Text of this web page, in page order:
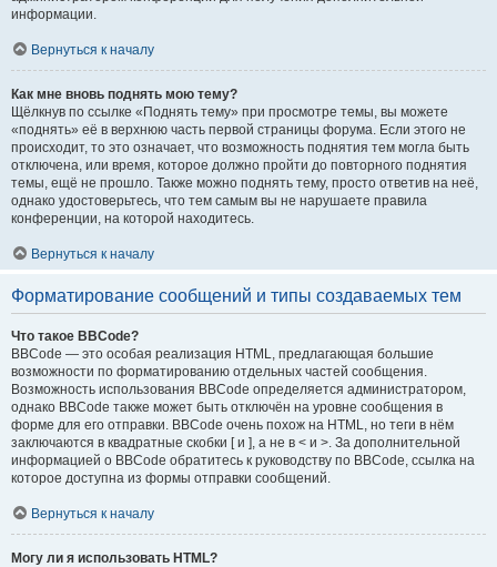
информации.
Вернуться к началу
Как мне вновь поднять мою тему?
Щёлкнув по ссылке «Поднять тему» при просмотре темы, вы можете
«поднять» её в верхнюю часть первой страницы форума. Если этого не
происходит, то это означает, что возможность поднятия тем могла быть
отключена, или время, которое должно пройти до повторного поднятия
темы, ещё не прошло. Также можно поднять тему, просто ответив на неё,
однако удостоверьтесь, что тем самым вы не нарушаете правила
конференции, на которой находитесь.
Вернуться к началу
Форматирование сообщений и типы создаваемых тем
Что такое BBCode?
BBCode — это особая реализация HTML, предлагающая большие
возможности по форматированию отдельных частей сообщения.
Возможность использования BBCode определяется администратором,
однако BBCode также может быть отключён на уровне сообщения в
форме для его отправки. BBCode очень похож на HTML, но теги в нём
заключаются в квадратные скобки [ и ], а не в < и >. За дополнительной
информацией о BBCode обратитесь к руководству по BBCode, ссылка на
которое доступна из формы отправки сообщений.
Вернуться к началу
Могу ли я использовать HTML?